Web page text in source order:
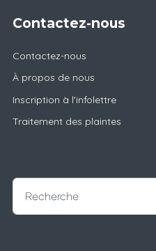
Contactez-nous
Contactez-nous
À propos de nous
Inscription à l'infolettre
Traitement des plaintes